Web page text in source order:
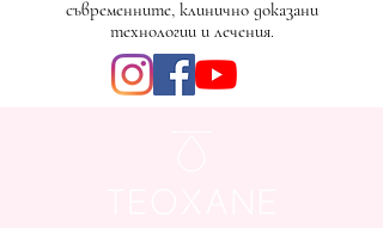
съвременните, клинично доказани
технологии и лечения.